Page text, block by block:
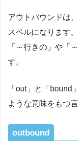
アウトバウンドは
スペルになります
「～行きの」や「
す。
「out」と「bound
ような意味をもつ言
outbound